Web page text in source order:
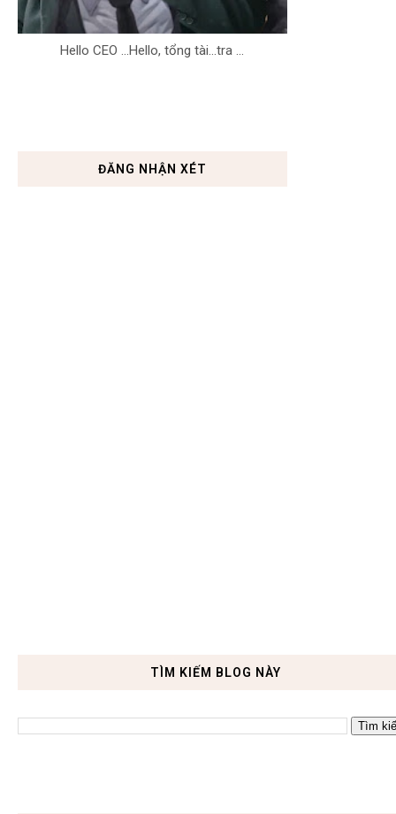
Hello CEO ...Hello, tổng tài...tra ...
ĐĂNG NHẬN XÉT
TÌM KIẾM BLOG NÀY